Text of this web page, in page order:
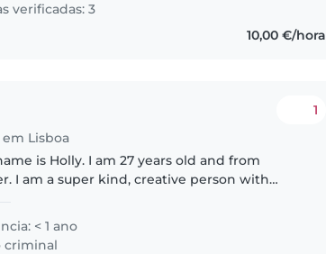
verificadas: 3
10,00 €/hora
Lisboa
1
is Holly. I am 27 years old and from
I am a super kind, creative person with
I have worked..
< 1 ano
criminal